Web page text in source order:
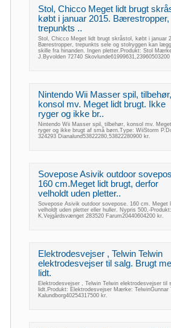
Stol, Chicco Meget lidt brugt
købt i januar 2015. Bærestropper,
trepunkts ..
Stol, Chicco Meget lidt brugt skråstol, købt i januar
Bærestropper, trepunkts sele og stolryggen kan
skille fra hinanden. Ingen pletter.Produkt: Stol
J.Byvolden 72740 Skovlunde61999631,23960503200
Nintendo Wii Masser spil, tilbehør,
konsol mv. Meget lidt brugt. Ikke
ryger og ikke br..
Nintendo Wii Masser spil, tilbehør, konsol mv.
ryger og ikke brugt af små børn.Type: WiiStorm
324293 Dianalund53822280,53822280900 kr.
Sovepose Asivik outdoor
160 cm.Meget lidt brugt, derfor
velholdt uden pletter..
Sovepose Asivik outdoor sovepose. 160 cm. Meget
velholdt uden pletter eller huller. Nypris 500,-
K.Vejgårdsvænget 283520 Farum20440604200 kr.
Elektrodesvejser , Telwin Telwin
elektrodesvejser til salg. Brugt
lidt.
Elektrodesvejser , Telwin Telwin elektrodesvejser til
lidt.Produkt: Elektrodesvejser Mærke: TelwinGunnar
Kalundborg40254317500 kr.